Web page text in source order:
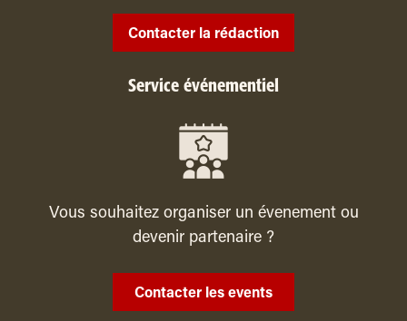
Contacter la rédaction
Service événementiel
Vous souhaitez organiser un évenement ou
devenir partenaire ?
Contacter les events